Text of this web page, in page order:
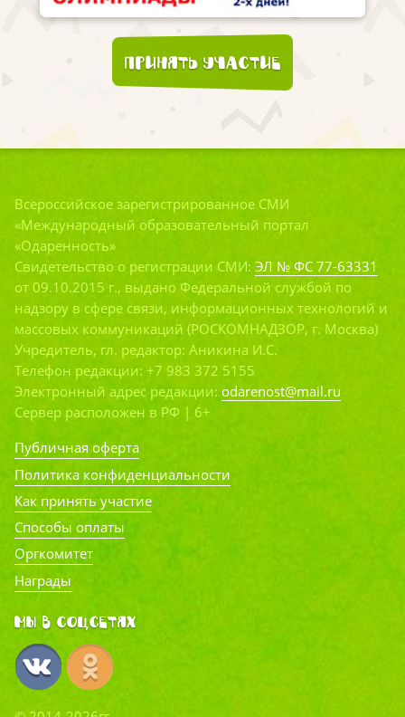
Принять участие
Всероссийское зарегистрированное СМИ
«Международный образовательный портал
«Одаренность»
Свидетельство о регистрации СМИ: ЭЛ № ФС 77-63331
от 09.10.2015 г., выдано Федеральной службой по
надзору в сфере связи, информационных технологий и
массовых коммуникаций (РОСКОМНАДЗОР, г. Москва)
Учредитель, гл. редактор: Аникина И.С.
Телефон редакции: +7 983 372 5155
Электронный адрес редакции: odarenost@mail.ru
Сервер расположен в РФ | 6+
Публичная оферта
Политика конфиденциальности
Как принять участие
Способы оплаты
Оргкомитет
Награды
Мы в соцсетях